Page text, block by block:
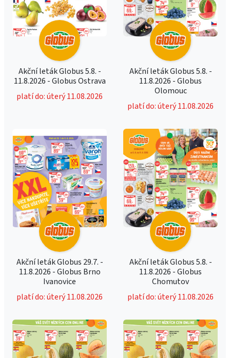
Akční leták Globus 5.8. -
11.8.2026 - Globus Ostrava
platí do: úterý 11.08.2026
Akční leták Globus 5.8. -
11.8.2026 - Globus
Olomouc
platí do: úterý 11.08.2026
Akční leták Globus 29.7. -
11.8.2026 - Globus Brno
Ivanovice
platí do: úterý 11.08.2026
Akční leták Globus 5.8. -
11.8.2026 - Globus
Chomutov
platí do: úterý 11.08.2026